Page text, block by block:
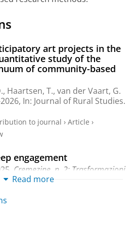
art projects in the
study of the
of community-based
, Haartsen, T., van der Vaart, G.
, In: Journal of Rural Studies.
to journal › Article ›
engagement
Cremezine, n. 2: Trasformazioni
sociale. Aisberg
in Book/Report/Conference
Read more